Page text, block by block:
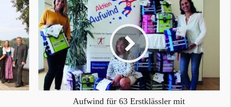
Aufwind für 63 Erstklässler mit